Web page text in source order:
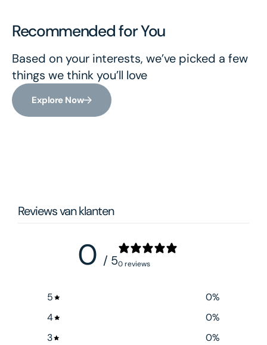
Recommended for You
Based on your interests, we’ve picked a few
things we think you’ll love
Explore Now
Reviews van klanten
0 / 50 reviews
5 0%
4
0%
3
0%